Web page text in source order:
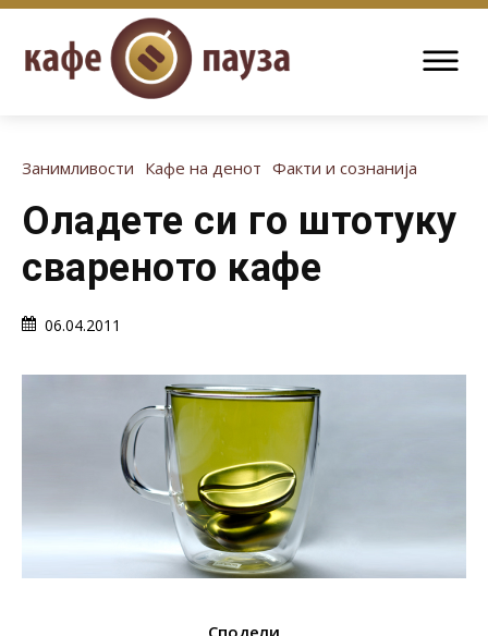
Занимливости Кафе на денот Факти и сознанија
Оладете си го штотуку
свареното кафе
06.04.2011
Сподели